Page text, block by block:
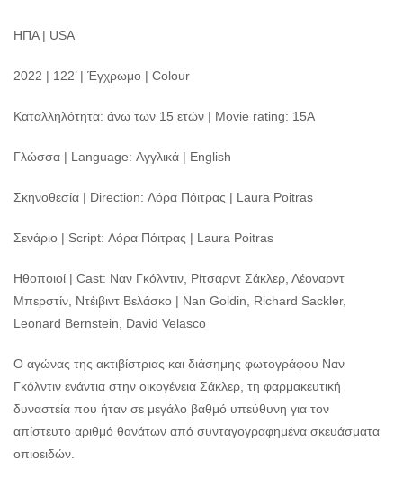
HΠΑ | USA
2022 | 122’ | Έγχρωμο | Colour
Καταλληλότητα: άνω των 15 ετών | Movie rating: 15A
Γλώσσα | Language: Αγγλικά | English
Σκηνοθεσία | Direction: Λόρα Πόιτρας | Laura Poitras
Σενάριο | Script: Λόρα Πόιτρας | Laura Poitras
Ηθοποιοί | Cast: Ναν Γκόλντιν, Ρίτσαρντ Σάκλερ, Λέοναρντ
Μπερστίν, Ντέιβιντ Βελάσκο | Nan Goldin, Richard Sackler,
Leonard Bernstein, David Velasco
Ο αγώνας της ακτιβίστριας και διάσημης φωτογράφου Ναν
Γκόλντιν ενάντια στην οικογένεια Σάκλερ, τη φαρμακευτική
δυναστεία που ήταν σε μεγάλο βαθμό υπεύθυνη για τον
απίστευτο αριθμό θανάτων από συνταγογραφημένα σκευάσματα
οπιοειδών.